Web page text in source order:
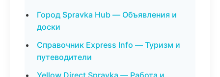
Город Spravka Hub — Объявления и
доски
Справочник Express Info — Туризм и
путеводители
Yellow Direct Spravka — Работа и